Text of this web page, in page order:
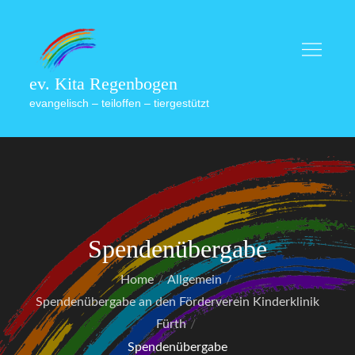
content
ev. Kita Regenbogen
evangelisch – teiloffen – tiergestützt
Spendenübergabe
Home
Allgemein
Spendenübergabe an den Förderverein Kinderklinik
Fürth
Spendenübergabe